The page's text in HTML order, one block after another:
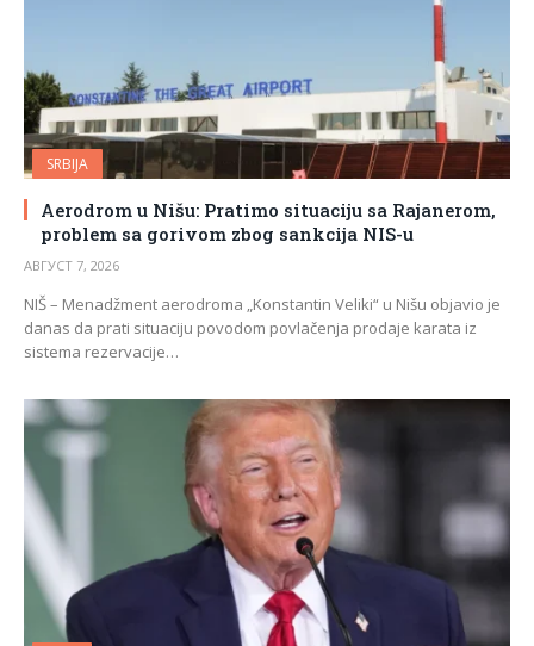
SRBIJA
Aerodrom u Nišu: Pratimo situaciju sa Rajanerom,
problem sa gorivom zbog sankcija NIS-u
АВГУСТ 7, 2026
NIŠ – Menadžment aerodroma „Konstantin Veliki“ u Nišu objavio je
danas da prati situaciju povodom povlačenja prodaje karata iz
sistema rezervacije…